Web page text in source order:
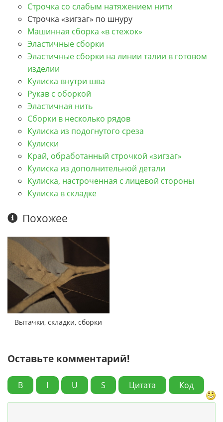
Строчка со слабым натяжением нити
Строчка «зигзаг» по шнуру
Машинная сборка «в стежок»
Эластичные сборки
Эластичные сборки на линии талии в готовом
изделии
Кулиска внутри шва
Рукав с оборкой
Эластичная нить
Сборки в несколько рядов
Кулиска из подогнутого среза
Кулиски
Край, обработанный строчкой «зигзаг»
Кулиска из дополнительной детали
Кулиска, настроченная с лицевой стороны
Кулиска в складке
Похожее
Вытачки, складки, сборки
Оставьте комментарий!
B I U S Цитата Код